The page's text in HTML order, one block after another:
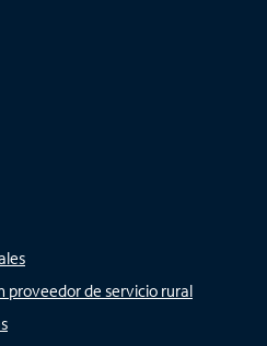
proveedor de servicio rural